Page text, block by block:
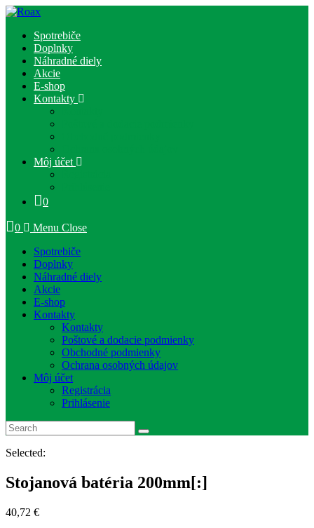
Skip
contentSpotrebiče
Doplnky
Náhradné diely
Akcie
E-shop
Kontakty
Môj účet
0
0 Menu Close
Spotrebiče
Doplnky
Náhradné diely
Akcie
E-shop
Kontakty
Kontakty
Poštové a dodacie podmienky
Obchodné podmienky
Ochrana osobných údajov
Môj účet
Registrácia
Prihlásenie
Selected:
Stojanová batéria 200mm[:]
40,72 €